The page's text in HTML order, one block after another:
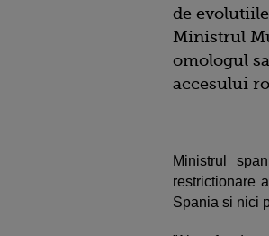
de
Ministrul
omologul
accesului
Ministrul
restrictionare
Spania si nici